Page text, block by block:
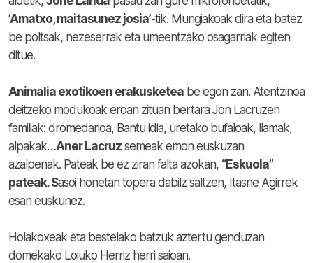
‘Amatxo, maitasunez josia’-tik. Mungiakoak dira eta batez
be poltsak, nezeserrak eta umeentzako osagarriak egiten
ditue.
Animalia exotikoen erakusketea be egon zan. Atentzinoa
deitzeko modukoak eroan zituan bertara Jon Lacruzen
familiak: dromedarioa, Bantu idia, uretako bufaloak, llamak,
alpakak…Aner Lacruz semeak emon euskuzan
azalpenak. Pateak be ez ziran falta azokan, “Eskuola”
pateak. Sasoi honetan topera dabilz saltzen, Itasne Agirrek
esan euskunez.
Holakoxeak eta bestelako batzuk aztertu genduzan
domekako Loiuko Herriz herri saioan.